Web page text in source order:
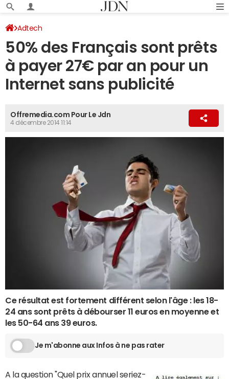
Adtech
50% des Français sont prêts
à payer 27€ par an pour un
Internet sans publicité
Offremedia.com Pour Le Jdn
4 décembre 2014 11:14
Ce résultat est fortement différent selon l'âge : les 18-
24 ans sont prêts à débourser 11 euros en moyenne et
les 50-64 ans 39 euros.
Je m'abonne aux Infos à ne pas rater
A la question "Quel prix annuel seriez-